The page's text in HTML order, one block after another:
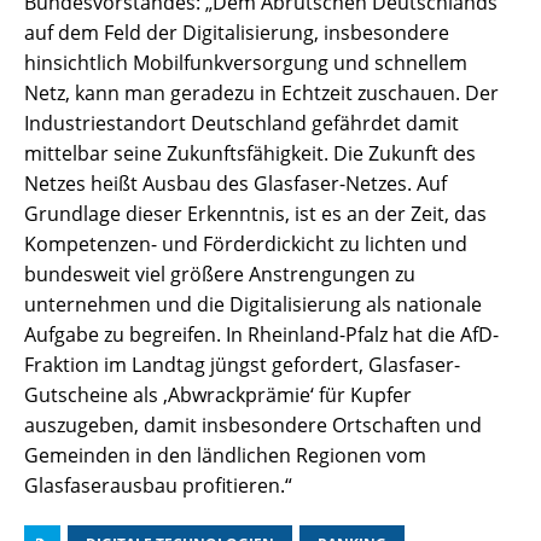
auf dem Feld der Digitalisierung, insbesondere
hinsichtlich Mobilfunkversorgung und schnellem
Netz, kann man geradezu in Echtzeit zuschauen. Der
Industriestandort Deutschland gefährdet damit
mittelbar seine Zukunftsfähigkeit. Die Zukunft des
Netzes heißt Ausbau des Glasfaser-Netzes. Auf
Grundlage dieser Erkenntnis, ist es an der Zeit, das
Kompetenzen- und Förderdickicht zu lichten und
bundesweit viel größere Anstrengungen zu
unternehmen und die Digitalisierung als nationale
Aufgabe zu begreifen. In Rheinland-Pfalz hat die AfD-
Fraktion im Landtag jüngst gefordert, Glasfaser-
Gutscheine als ‚Abwrackprämie‘ für Kupfer
auszugeben, damit insbesondere Ortschaften und
Gemeinden in den ländlichen Regionen vom
Glasfaserausbau profitieren.“